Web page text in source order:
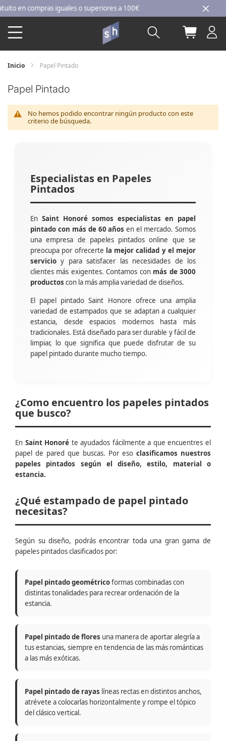
Ir
al
contenido
en compras iguales o superiores a 100€
Buscar Mi
Inicio Papel Pintado
Papel Pintado
No hemos podido encontrar ningún producto con este
criterio de búsqueda.
Especialistas en Papeles
Pintados
En Saint Honoré somos especialistas en papel
pintado con más de 60 años en el mercado. Somos
una empresa de papeles pintados online que se
preocupa por ofrecerte la mejor calidad y el mejor
servicio y para satisfacer las necesidades de los
clientes más exigentes. Contamos con más de 3000
productos con la más amplia variedad de diseños.
El papel pintado Saint Honore ofrece una amplia
variedad de estampados que se adaptan a cualquier
estancia, desde espacios modernos hasta más
tradicionales. Está diseñado para ser durable y fácil de
limpiar, lo que significa que puede disfrutar de su
papel pintado durante mucho tiempo.
¿Como encuentro los papeles pintados
que busco?
En Saint Honoré te ayudados fácilmente a que encuentres el
papel de pared que buscas. Por eso clasificamos nuestros
papeles pintados según el diseño, estilo, material o
estancia.
¿Qué estampado de papel pintado
necesitas?
Según su diseño, podrás encontrar toda una gran gama de
papeles pintados clasificados por:
Papel pintado geométricoformas combinadas con
distintas tonalidades para recrear ordenación de la
estancia.
Papel pintado de flores una manera de aportar alegría a
tus estancias, siempre en tendencia de las más románticas
a las más exóticas.
Papel pintado de rayas líneas rectas en distintos anchos,
atrévete a colocarlas horizontalmente y rompe el tópico
del clásico vertical.